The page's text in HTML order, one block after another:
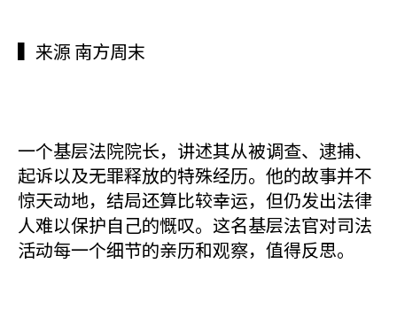
▍来源 南方周末
一个基层法院院长，讲述其从被调查、逮捕、
起诉以及无罪释放的特殊经历。他的故事并不
惊天动地，结局还算比较幸运，但仍发出法律
人难以保护自己的慨叹。这名基层法官对司法
活动每一个细节的亲历和观察，值得反思。